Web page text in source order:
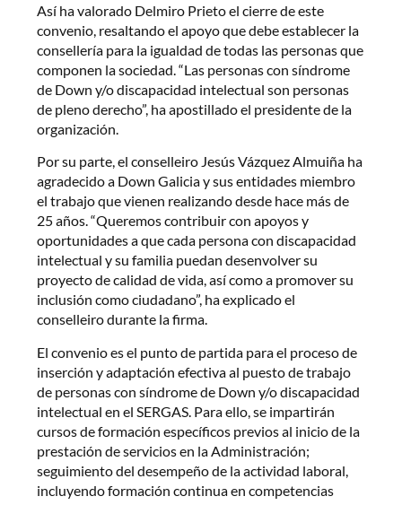
Así ha valorado Delmiro Prieto el cierre de este
convenio, resaltando el apoyo que debe establecer la
consellería para la igualdad de todas las personas que
componen la sociedad. “Las personas con síndrome
de Down y/o discapacidad intelectual son personas
de pleno derecho”, ha apostillado el presidente de la
organización.
Por su parte, el conselleiro Jesús Vázquez Almuiña ha
agradecido a Down Galicia y sus entidades miembro
el trabajo que vienen realizando desde hace más de
25 años. “Queremos contribuir con apoyos y
oportunidades a que cada persona con discapacidad
intelectual y su familia puedan desenvolver su
proyecto de calidad de vida, así como a promover su
inclusión como ciudadano”, ha explicado el
conselleiro durante la firma.
El convenio es el punto de partida para el proceso de
inserción y adaptación efectiva al puesto de trabajo
de personas con síndrome de Down y/o discapacidad
intelectual en el SERGAS. Para ello, se impartirán
cursos de formación específicos previos al inicio de la
prestación de servicios en la Administración;
seguimiento del desempeño de la actividad laboral,
incluyendo formación continua en competencias